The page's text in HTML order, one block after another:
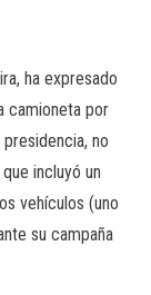
ha expresado
camioneta por
no
incluyó un
vehículos (uno
su campaña